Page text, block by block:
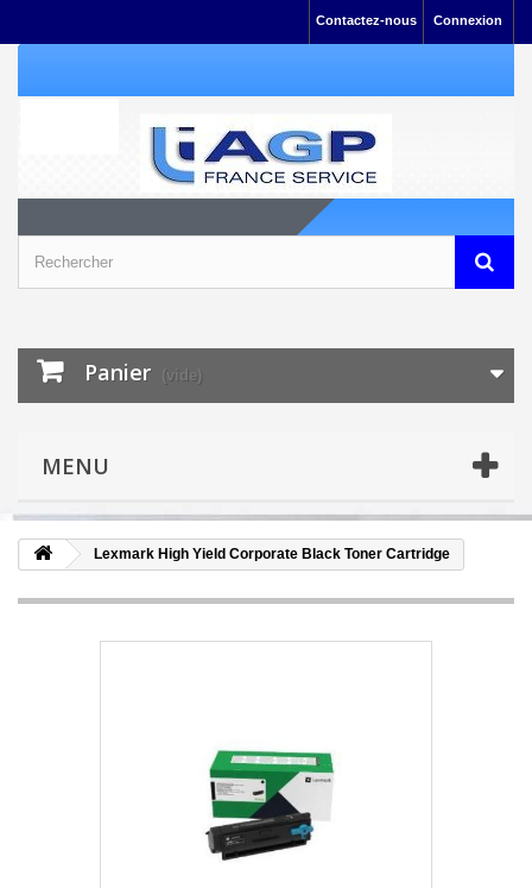
Connexion
Contactez-nous
Panier (vide)
MENU
Lexmark High Yield Corporate Black Toner Cartridge